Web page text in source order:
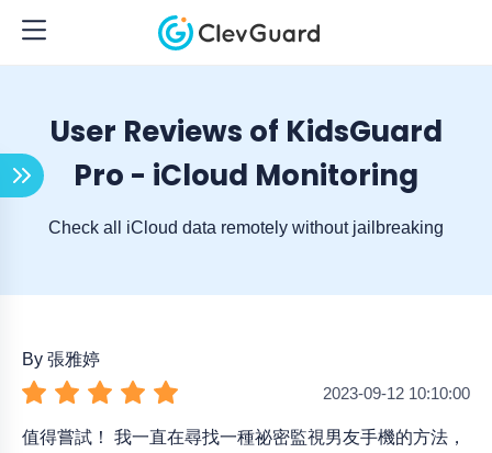
User Reviews of KidsGuard
Pro - iCloud Monitoring
Check all iCloud data remotely without jailbreaking
2023-09-12 10:10:00
值得嘗試！ 我一直在尋找一種祕密監視男友手機的方法，
By 張雅婷